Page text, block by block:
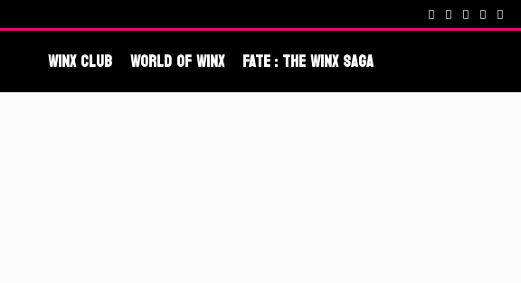
Fate : The Winx Saga – De nouveaux extraits et une date
Winx Club World Of Winx Fate : The Winx Saga